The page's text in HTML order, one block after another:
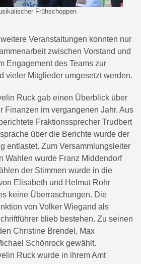
Frühschoppen
Veranstaltungen konnten nur
zwischen Vorstand und
Engagement des Teams zur
vieler Mitglieder umgesetzt werden.
Ruck gab einen Überblick über
Finanzen im vergangenen Jahr. Aus
Fraktionssprecher Trudbert
über die Berichte wurde der
entlastet. Zum Versammlungsleiter
Wahlen wurde Franz Middendorf
der Stimmen wurde in die
Elisabeth und Helmut Rohr
keine Überraschungen. Die
von Volker Wiegand als
blieb bestehen. Zu seinen
Christine Brendel, Max
Schönrock gewählt.
Ruck wurde in ihrem Amt